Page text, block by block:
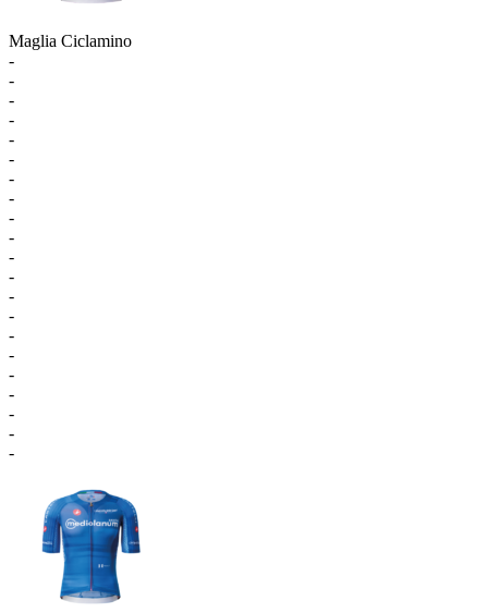
Maglia Ciclamino
-
-
-
-
-
-
-
-
-
-
-
-
-
-
-
-
-
-
-
-
-